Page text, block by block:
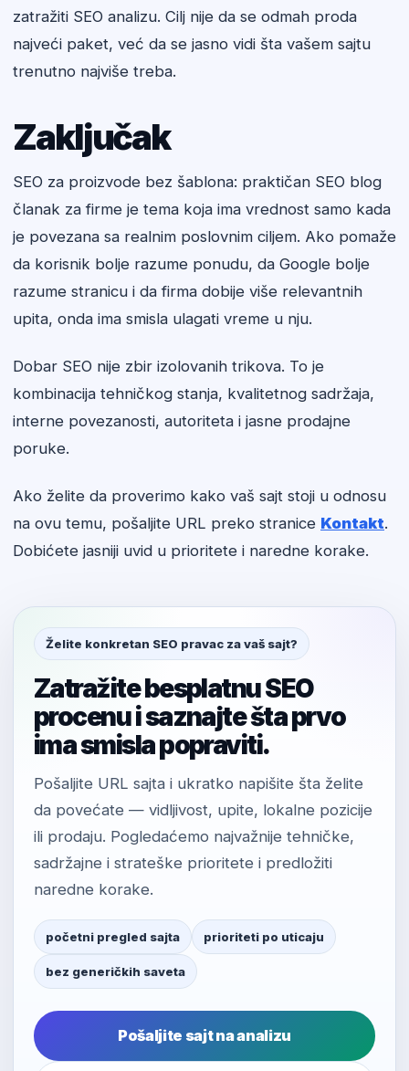
zatražiti SEO analizu. Cilj nije da se odmah proda
najveći paket, već da se jasno vidi šta vašem sajtu
trenutno najviše treba.
Zaključak
SEO za proizvode bez šablona: praktičan SEO blog
članak za firme je tema koja ima vrednost samo kada
je povezana sa realnim poslovnim ciljem. Ako pomaže
da korisnik bolje razume ponudu, da Google bolje
razume stranicu i da firma dobije više relevantnih
upita, onda ima smisla ulagati vreme u nju.
Dobar SEO nije zbir izolovanih trikova. To je
kombinacija tehničkog stanja, kvalitetnog sadržaja,
interne povezanosti, autoriteta i jasne prodajne
poruke.
Ako želite da proverimo kako vaš sajt stoji u odnosu
na ovu temu, pošaljite URL preko stranice Kontakt.
Dobićete jasniji uvid u prioritete i naredne korake.
Želite konkretan SEO pravac za vaš sajt?
Zatražite besplatnu SEO
procenu i saznajte šta prvo
ima smisla popraviti.
Pošaljite URL sajta i ukratko napišite šta želite
da povećate — vidljivost, upite, lokalne pozicije
ili prodaju. Pogledaćemo najvažnije tehničke,
sadržajne i strateške prioritete i predložiti
naredne korake.
početni pregled sajta prioriteti po uticaju
bez generičkih saveta
Pošaljite sajt na analizu